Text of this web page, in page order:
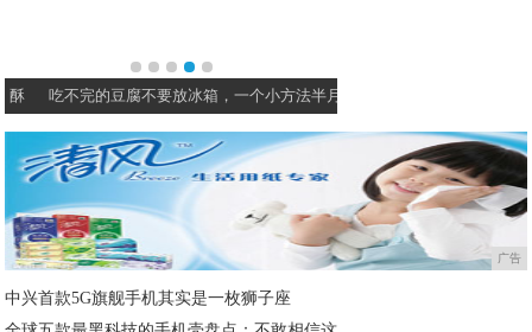
吃不完的豆腐不要放冰箱，一个小方法半月不
广告
中兴首款5G旗舰手机其实是一枚狮子座